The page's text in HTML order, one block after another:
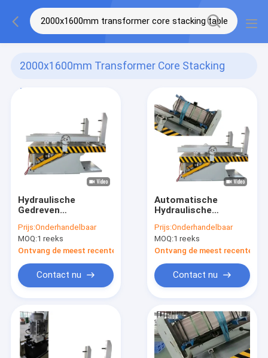
2000x1600mm Transformer Core Stacking
Table
Hydraulische
Gedreven
die Platform van de
Lijst het
Overhellende
Assemblage stapelen
Prijs:Onderhandelbaar
MOQ:1 reeks
Ontvang de meest recente Prijs
Contact nu
Automatische
Hydraulische
die Lijst Overhellend
Platform stapelen
Prijs:Onderhandelbaar
MOQ:1 reeks
Ontvang de meest recente
Contact nu